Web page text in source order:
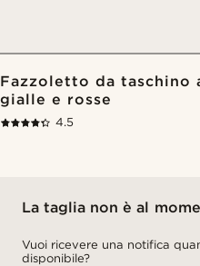
Fazzoletto da taschino
gialle e rosse
4.5
La taglia non è al
Vuoi ricevere una notifica
disponibile?